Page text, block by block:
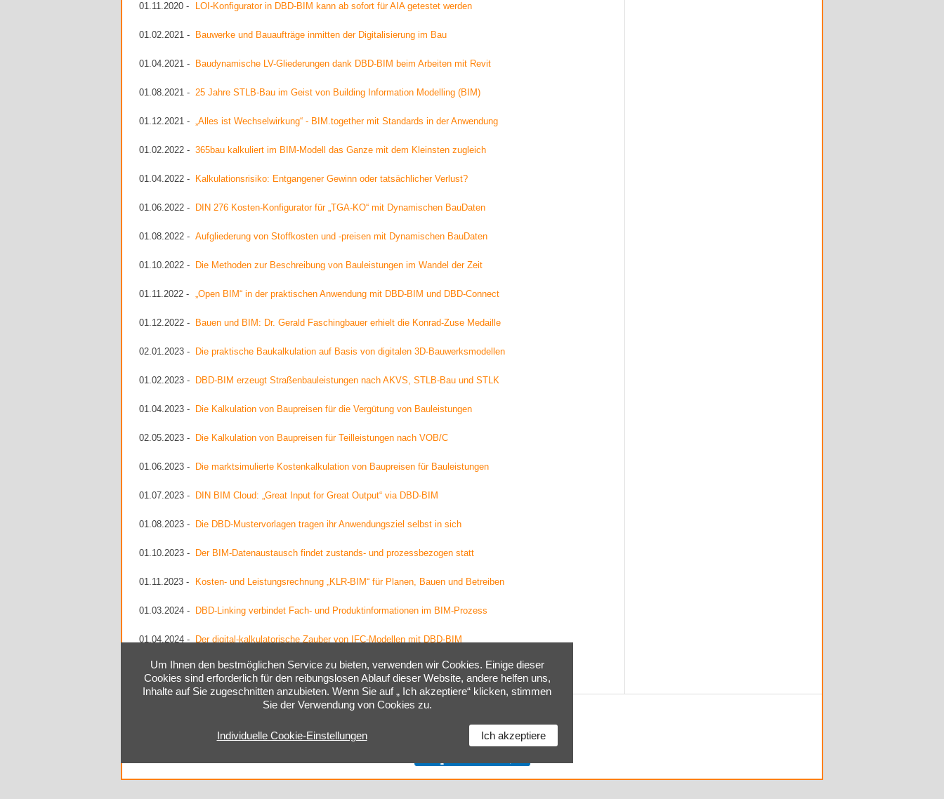
01.11.2020 - LOI-Konfigurator in DBD-BIM kann ab sofort für AIA getestet werden
01.02.2021 - Bauwerke und Bauaufträge inmitten der Digitalisierung im Bau
01.04.2021 - Baudynamische LV-Gliederungen dank DBD-BIM beim Arbeiten mit Revit
01.08.2021 - 25 Jahre STLB-Bau im Geist von Building Information Modelling (BIM)
01.12.2021 - „Alles ist Wechselwirkung“ - BIM.together mit Standards in der Anwendung
01.02.2022 - 365bau kalkuliert im BIM-Modell das Ganze mit dem Kleinsten zugleich
01.04.2022 - Kalkulationsrisiko: Entgangener Gewinn oder tatsächlicher Verlust?
01.06.2022 - DIN 276 Kosten-Konfigurator für „TGA-KO“ mit Dynamischen BauDaten
01.08.2022 - Aufgliederung von Stoffkosten und -preisen mit Dynamischen BauDaten
01.10.2022 - Die Methoden zur Beschreibung von Bauleistungen im Wandel der Zeit
01.11.2022 - „Open BIM“ in der praktischen Anwendung mit DBD-BIM und DBD-Connect
01.12.2022 - Bauen und BIM: Dr. Gerald Faschingbauer erhielt die Konrad-Zuse Medaille
02.01.2023 - Die praktische Baukalkulation auf Basis von digitalen 3D-Bauwerksmodellen
01.02.2023 - DBD-BIM erzeugt Straßenbauleistungen nach AKVS, STLB-Bau und STLK
01.04.2023 - Die Kalkulation von Baupreisen für die Vergütung von Bauleistungen
02.05.2023 - Die Kalkulation von Baupreisen für Teilleistungen nach VOB/C
01.06.2023 - Die marktsimulierte Kostenkalkulation von Baupreisen für Bauleistungen
01.07.2023 - DIN BIM Cloud: „Great Input for Great Output“ via DBD-BIM
01.08.2023 - Die DBD-Mustervorlagen tragen ihr Anwendungsziel selbst in sich
01.10.2023 - Der BIM-Datenaustausch findet zustands- und prozessbezogen statt
01.11.2023 - Kosten- und Leistungsrechnung „KLR-BIM“ für Planen, Bauen und Betreiben
01.03.2024 - DBD-Linking verbindet Fach- und Produktinformationen im BIM-Prozess
01.04.2024 - Der digital-kalkulatorische Zauber von IFC-Modellen mit DBD-BIM
01.06.2024 - DBD-BIM erzeugt dynamisch geordnete Kosten- und Leistungsvorlagen
Home
Cookie-Einstellungen|
Datenschutzerklärung
Um Ihnen den bestmöglichen Service zu bieten, verwenden wir Cookies. Einige dieser
Cookies sind erforderlich für den reibungslosen Ablauf dieser Website, andere helfen uns,
Inhalte auf Sie zugeschnitten anzubieten. Wenn Sie auf „ Ich akzeptiere“ klicken, stimmen
Sie der Verwendung von Cookies zu.
Individuelle Cookie-Einstellungen Ich akzeptiere